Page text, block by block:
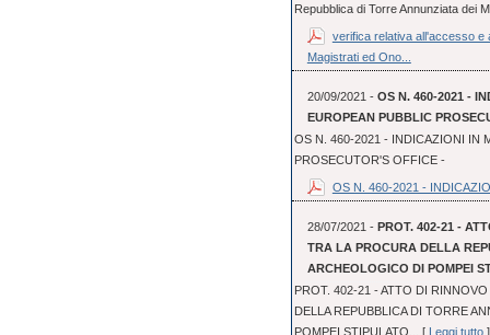
Repubblica di Torre Annunziata dei
verifica relativa all'accesso e
Magistrati ed Ono...
20/09/2021 - OS N. 460-2021 -
EUROPEAN PUBBLIC
OS N. 460-2021 - INDICAZIONI IN
PROSECUTOR'S OFFICE -
OS N. 460-2021 -
28/07/2021 - PROT. 402-21 -
TRA LA PROCURA DELLA
ARCHEOLOGICO DI POMPEI
PROT. 402-21 - ATTO DI
DELLA REPUBBLICA DI TORRE
POMPEI STIPULATO... [ Leggi tutto]